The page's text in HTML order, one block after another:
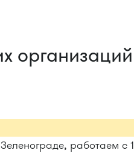
организаций
работаем с